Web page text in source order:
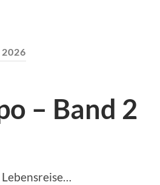
2026
– Band 2